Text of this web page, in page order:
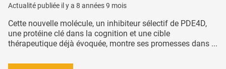
Actualité publiée il y a 8 années 9 mois
Cette nouvelle molécule, un inhibiteur sélectif de PDE4D,
une protéine clé dans la cognition et une cible
thérapeutique déjà évoquée, montre ses promesses dans ...